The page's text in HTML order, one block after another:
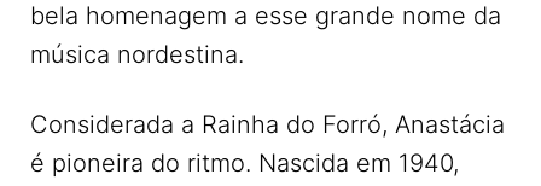
bela homenagem a esse grande nome da
música nordestina.
Considerada a Rainha do Forró, Anastácia
é pioneira do ritmo. Nascida em 1940,